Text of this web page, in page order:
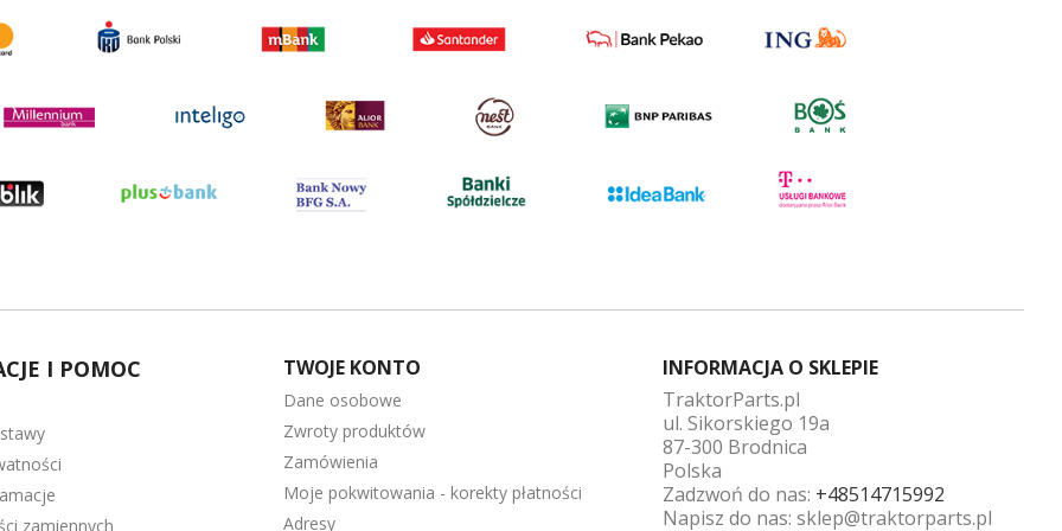
I POMOC
zamiennych
TWOJE KONTO
Dane osobowe
Zwroty produktów
Zamówienia
Moje pokwitowania - korekty płatności
Adresy
INFORMACJA O SKLEPIE
TraktorParts.pl
ul. Sikorskiego 19a
87-300 Brodnica
Polska
Zadzwoń do nas: +48514715992
Napisz do nas: sklep@traktorparts.pl